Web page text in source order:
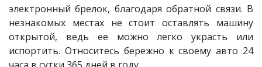
электронный брелок, благодаря обратной связи. В
незнакомых местах не стоит оставлять машину
открытой, ведь ее можно легко украсть или
испортить. Относитесь бережно к своему авто 24